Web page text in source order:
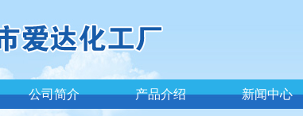
公司简介 产品介绍 新闻中心